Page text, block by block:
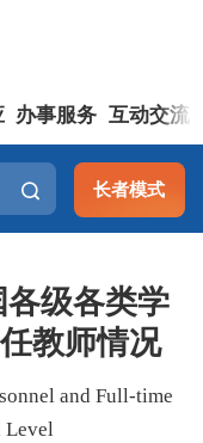
办事服务 互动交流
长者模式
各级各类学
教师情况
and Full-time
Level